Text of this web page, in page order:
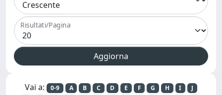
Risultati/Pagina
Vai a: 0-9 A B C D E F G H I
J